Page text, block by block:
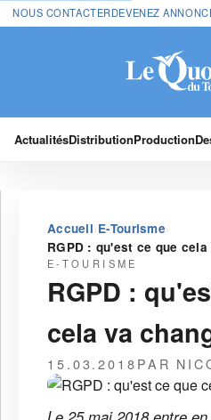
NOUS CONTACTERDEVENEZ
ActualitésDistributionProduction
Accueil›E-Tourisme›
RGPD : qu'est ce que
E-TOURISME
RGPD :
cela va
15.03.2018PAR